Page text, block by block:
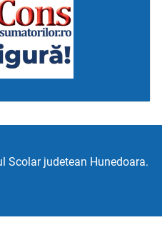
Scolar judetean Hunedoara.